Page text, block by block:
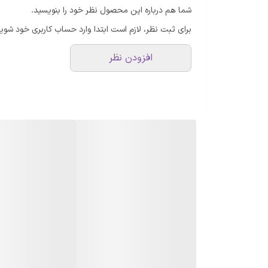
شما هم درباره این محصول نظر خود را بنویسید.
برای ثبت نظر، لازم است ابتدا وارد حساب کاربری خود
افزودن نظر